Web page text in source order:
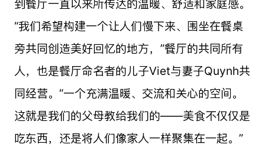
到餐厅一直以来所传达的温暖、舒适和家庭感。
“我们希望构建一个让人们慢下来、围坐在餐桌
旁共同创造美好回忆的地方，”餐厅的共同所有
人，也是餐厅命名者的儿子Viet与妻子Quynh共
同经营。“一个充满温暖、交流和关心的空间。
这就是我们的父母教给我们的——美食不仅仅是
吃东西，还是将人们像家人一样聚集在一起。”